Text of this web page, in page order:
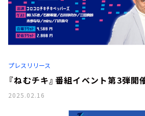
今日の番組表
週間番組表
トピックス
TBS Podcast
イベント・グッズ
YouTube
会社情報
プレスリリース
『ねむチキ』番組イベント第3弾開
2025.02.16